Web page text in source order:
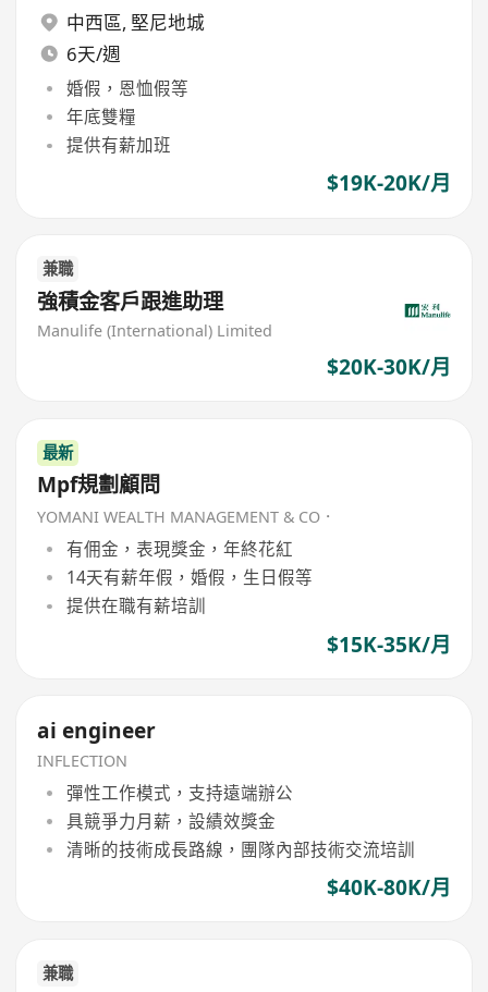
中西區, 堅尼地城
6天/週
婚假，恩恤假等
年底雙糧
提供有薪加班
$19K-20K/月
兼職
強積金客戶跟進助理
Manulife (International) Limited
$20K-30K/月
最新
Mpf規劃顧問
YOMANI WEALTH MANAGEMENT & CO．
有佣金，表現獎金，年終花紅
14天有薪年假，婚假，生日假等
提供在職有薪培訓
$15K-35K/月
ai engineer
INFLECTION
彈性工作模式，支持遠端辦公
具競爭力月薪，設績效獎金
清晰的技術成長路線，團隊內部技術交流培訓
$40K-80K/月
兼職